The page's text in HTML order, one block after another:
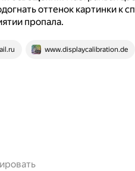
оттенок картинки к
пропала.
www.displaycalibration.de